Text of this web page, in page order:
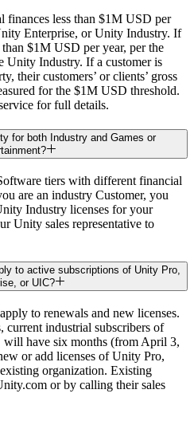
finances less than $1M USD per
Enterprise, or Unity Industry. If
$1M USD per year, per the
Unity Industry. If a customer is
their customers’ or clients’ gross
for the $1M USD threshold.
for full details.
for both Industry and Games or
tiers with different financial
are an industry Customer, you
Industry licenses for your
Unity sales representative to
to active subscriptions of Unity Pro,
or UIC?
to renewals and new licenses.
current industrial subscribers of
have six months (from April 3,
or add licenses of Unity Pro,
organization. Existing
or by calling their sales